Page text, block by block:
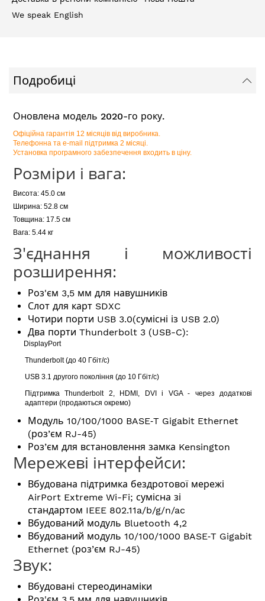
We speak English
Подробиці
Оновлена модель 2020-го року.
Офіційна гарантія 12 місяців від виробника.
Телефонна та e-mail підтримка 2 місяці.
Установка програмного забезпечення входить в ціну.
Розміри і вага:
Висота: 45.0 см
Ширина: 52.8 см
Товщина: 17.5 см
Вага: 5.44 кг
З'єднання і можливості
розширення:
Роз'єм 3,5 мм для навушників
Слот для карт SDXC
Чотири порти USB 3.0(сумісні із USB 2.0)
Два порти Thunderbolt 3 (USB-C):
DisplayPort
Thunderbolt (до 40 Гбіт/с)
USB 3.1 другого покоління (до 10 Гбіт/с)
Підтримка Thunderbolt 2, HDMI, DVI і VGA - через додаткові
адаптери (продаються окремо)
Модуль 10/100/1000 BASE‑T Gigabit Ethernet
(роз’єм RJ-45)
Роз’єм для встановлення замка Kensington
Мережеві інтерфейси:
Вбудована підтримка бездротової мережі
AirPort Extreme Wi-Fi; сумісна зі
стандартом IEEE 802.11a/b/g/n/ac
Вбудований модуль Bluetooth 4,2
Вбудований модуль 10/100/1000 BASE‑T Gigabit
Ethernet (роз’єм RJ-45)
Звук:
Вбудовані стереодинаміки